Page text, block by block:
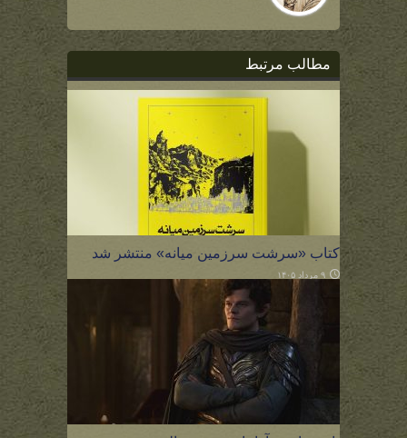
مطالب مرتبط
کتاب «سرشت سرزمین میانه» منتشر شد
۹ مرداد ۱۴۰۵